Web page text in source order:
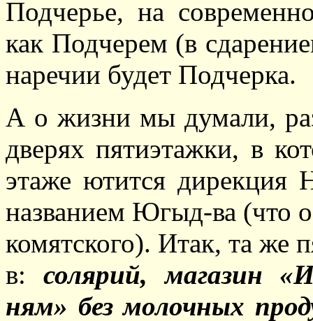
Подчерье, на
как Подчерем (в
наречии будет Подчерка.
А о жизни мы думали,
дверях пятиэтажки, в
этаже ютится дирекция
названием Югыд-ва (что
комятского). Итак, та же
в: солярий, магазин
ням» без молочных